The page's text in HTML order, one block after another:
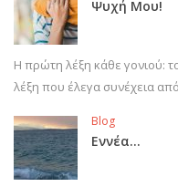
Ψυχή Μου!
Η πρώτη λέξη κάθε γονιού:
λέξη που έλεγα συνέχεια
Blog
Εννέα…